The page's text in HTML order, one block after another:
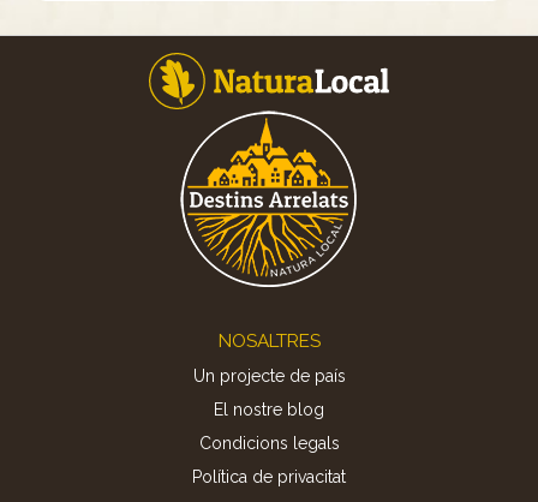
NOSALTRES
Un projecte de país
El nostre blog
Condicions legals
Política de privacitat